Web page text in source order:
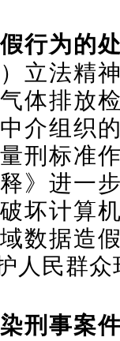
行为的
立法精
体排放
介组织
刑标准
》进一
坏计算
数据造
人民群
刑事案